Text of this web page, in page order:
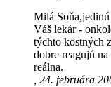
Milá
Váš lekár -
týchto kostných
dobre reagujú
reálna.
, 24. februára